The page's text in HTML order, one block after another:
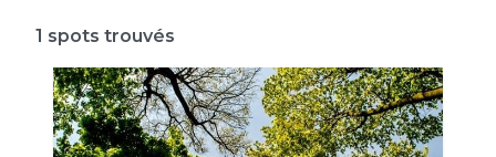
1 spots trouvés